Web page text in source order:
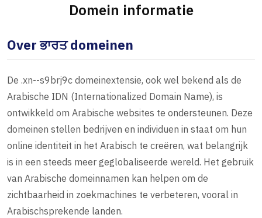
Domein informatie
Over ਭਾਰਤ domeinen
De .xn--s9brj9c domeinextensie, ook wel bekend als de
Arabische IDN (Internationalized Domain Name), is
ontwikkeld om Arabische websites te ondersteunen. Deze
domeinen stellen bedrijven en individuen in staat om hun
online identiteit in het Arabisch te creëren, wat belangrijk
is in een steeds meer geglobaliseerde wereld. Het gebruik
van Arabische domeinnamen kan helpen om de
zichtbaarheid in zoekmachines te verbeteren, vooral in
Arabischsprekende landen.